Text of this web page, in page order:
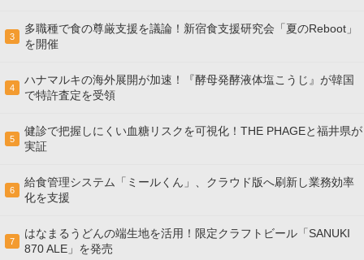
3
多職種で食の尊厳支援を議論！新宿食支援研究会「夏のReboot」
を開催
4
ハナマルキの海外展開が加速！『酵母発酵液体塩こうじ』が韓国
で特許査定を受領
5
健診で把握しにくい血糖リスクを可視化！THE PHAGEと福井県が
実証
6
給食管理システム「ミールくん」、クラウド版へ刷新し業務効率
化を支援
7
はなまるうどんの端生地を活用！限定クラフトビール「SANUKI
870 ALE」を発売